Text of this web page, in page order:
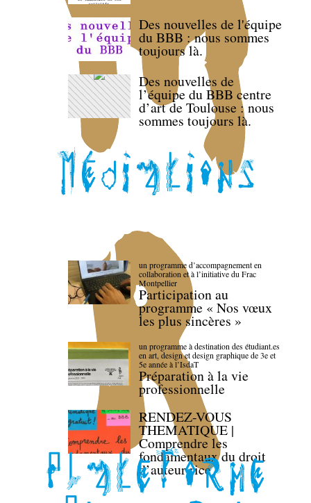
Des nouvelles de l'équipe
du BBB : nous sommes
toujours là.
Des nouvelles de
l’équipe du BBB centre
d’art de Toulouse : nous
sommes toujours là.
un programme d’accompagnement en
collaboration et à l’initiative du Frac
Montpellier
Participation au
programme « Nos vœux
les plus sincères »
un programme à destination des étudiant.es
en art, design et design graphique de 3e et
5e année à l’IsdaT
Préparation à la vie
professionnelle
RENDEZ-VOUS
THEMATIQUE |
Comprendre les
fondamentaux du droit
d’auteur·rice